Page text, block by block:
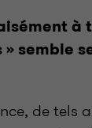
à
» semble
de tels